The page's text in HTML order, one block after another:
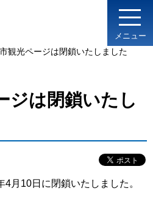
メニュー
観光ページは閉鎖いたしました
ジは閉鎖いたし
月10日に閉鎖いたしました。